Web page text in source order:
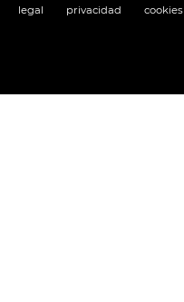
legal
privacidad
cookies